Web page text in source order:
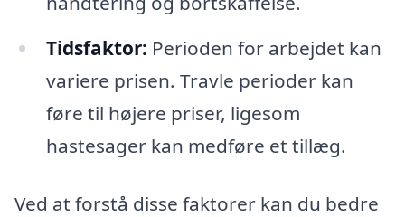
Tidsfaktor: Perioden for arbejdet kan
variere prisen. Travle perioder kan
føre til højere priser, ligesom
hastesager kan medføre et tillæg.
Ved at forstå disse faktorer kan du bedre